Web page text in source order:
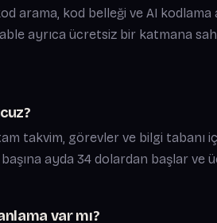
arama, kod belleği ve AI kodlama
ayrıca ücretsiz bir katmana
takvim, görevler ve bilgi tabanı
ayda 34 dolardan başlar ve
var mı?